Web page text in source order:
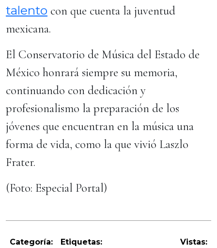
talento con que cuenta la juventud
mexicana.
El Conservatorio de Música del Estado de
México honrará siempre su memoria,
continuando con dedicación y
profesionalismo la preparación de los
jóvenes que encuentran en la música una
forma de vida, como la que vivió Laszlo
Frater.
(Foto: Especial Portal)
Categoría:
Etiquetas: Vistas: